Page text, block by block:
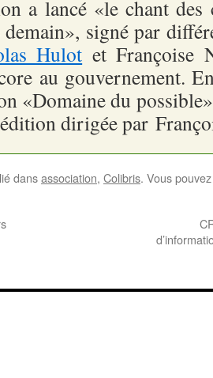
a lancé «le chant
signé par
Hulot et Françoise
au gouvernement.
«Domaine du
dirigée par
dansassociation, Colibris. Vous